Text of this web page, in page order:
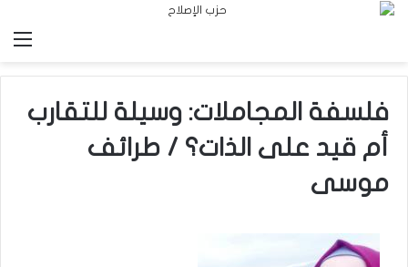
فلسفة المجاملات: وسيلة للتقارب
أم قيد على الذات؟ / طرائف
موسى